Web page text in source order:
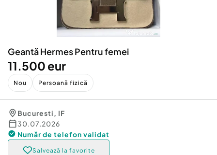
Animale de companie
Afaceri și echipamente profesionale
Inchiriere Bunuri si Vehicule
Utilaje agricole si industriale
Piese auto si accesorii
Dacia Duster
Geantă Hermes Pentru femei
11.500 eur
Nou Persoană fizică
Bucuresti, IF
30.07.2026
Număr de telefon validat
Salvează la favorite